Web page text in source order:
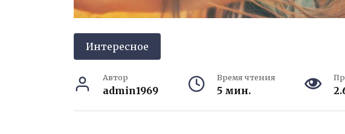
Интересное
Автор
admin1969
Время чтения
5 мин.